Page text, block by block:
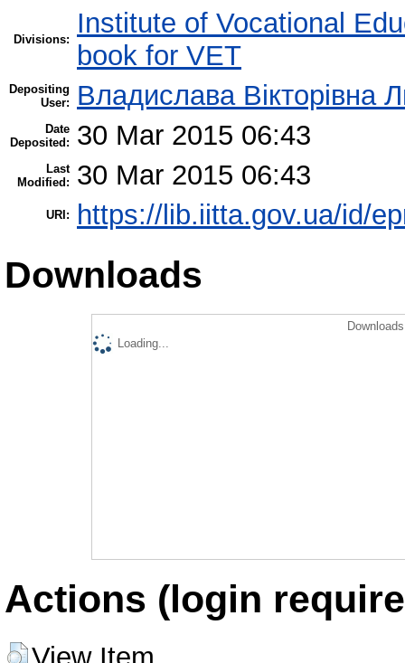
Divisions:
Institute of Vocational
book for VET
Depositing
User:
Владислава Вікторівна
Date
Deposited:
30 Mar 2015 06:43
Last
Modified:
30 Mar 2015 06:43
URI: https://lib.iitta.gov.ua/id/
Downloads
Loading...
Actions (login